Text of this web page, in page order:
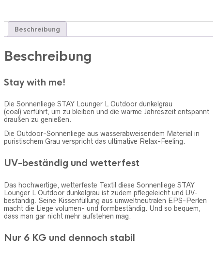
Beschreibung
Beschreibung
Stay with me!
Die Sonnenliege STAY Lounger L Outdoor dunkelgrau
(coal) verführt, um zu bleiben und die warme Jahreszeit entspannt
draußen zu genießen.
Die Outdoor-Sonnenliege aus wasserabweisendem Material in
puristischem Grau verspricht das ultimative Relax-Feeling.
UV-beständig und wetterfest
Das hochwertige, wetterfeste Textil diese Sonnenliege STAY
Lounger L Outdoor dunkelgrau ist zudem pflegeleicht und UV-
beständig. Seine Kissenfüllung aus umweltneutralen EPS-Perlen
macht die Liege volumen- und formbeständig. Und so bequem,
dass man gar nicht mehr aufstehen mag.
Nur 6 KG und dennoch stabil